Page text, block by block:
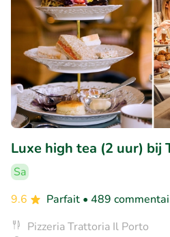
Luxe high tea (2 uur) bij
Sa
9.6
Parfait • 489
Pizzeria Trattoria Il Porto